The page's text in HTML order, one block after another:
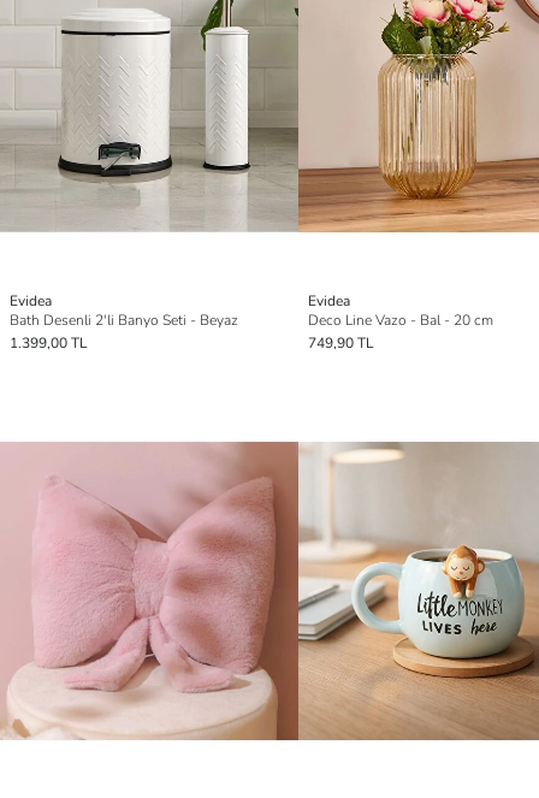
Evidea
Bath Desenli 2'li Banyo Seti - Beyaz
1.399,00 TL
Evidea
Deco Line Vazo - Bal - 20 cm
749,90 TL